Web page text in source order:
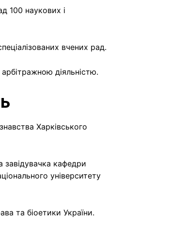
100 наукових і
вчених рад.
діяльністю.
Харківського
кафедри
університету
та біоетики України.